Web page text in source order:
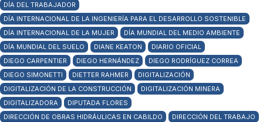
DÍA DEL TRABAJADOR
DÍA INTERNACIONAL DE LA INGENIERÍA PARA EL DESARROLLO SOSTENIBLE
DÍA INTERNACIONAL DE LA MUJER
DÍA MUNDIAL DEL MEDIO AMBIENTE
DÍA MUNDIAL DEL SUELO
DIANE KEATON
DIARIO OFICIAL
DIEGO CARPENTIER
DIEGO HERNÁNDEZ
DIEGO RODRÍGUEZ CORREA
DIEGO SIMONETTI
DIETTER RAHMER
DIGITALIZACIÓN
DIGITALIZACIÓN DE LA CONSTRUCCIÓN
DIGITALIZACIÓN MINERA
DIGITALIZADORA
DIPUTADA FLORES
DIRECCIÓN DE OBRAS HIDRÁULICAS EN CABILDO
DIRECCIÓN DEL TRABAJO